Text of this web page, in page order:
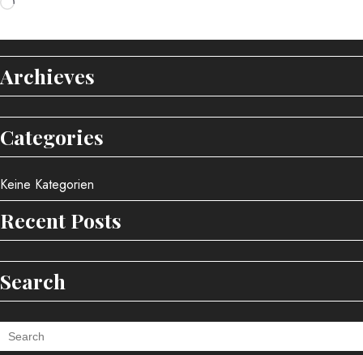
Archieves
Categories
Keine Kategorien
Recent Posts
Search